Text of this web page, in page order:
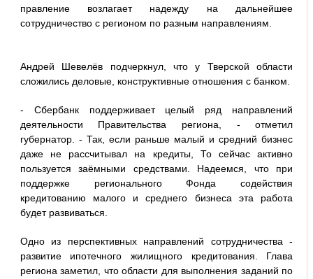
правление возлагает надежду на дальнейшее
сотрудничество с регионом по разным направлениям.
Андрей Шевелёв подчеркнул, что у Тверской области
сложились деловые, конструктивные отношения с банком.
- Сбербанк поддерживает целый ряд направлений
деятельности Правительства региона, - отметил
губернатор. - Так, если раньше малый и средний бизнес
даже не рассчитывал на кредиты, То сейчас активно
пользуется заёмными средствами. Надеемся, что при
поддержке регионального Фонда содействия
кредитованию малого и среднего бизнеса эта работа
будет развиваться.
Одно из перспективных направлений сотрудничества -
развитие ипотечного жилищного кредитования. Глава
региона заметил, что области для выполнения заданий по